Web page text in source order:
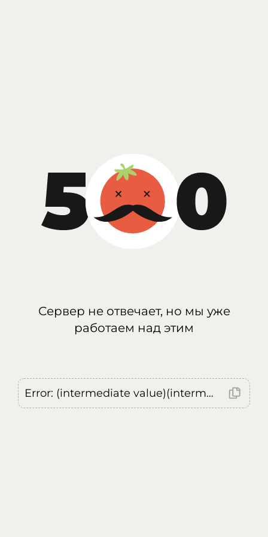
Сервер не отвечает, но мы уже
работаем над этим
Error: (intermediate value)(intermediate value)(intermediate value).replaceAll is not a function